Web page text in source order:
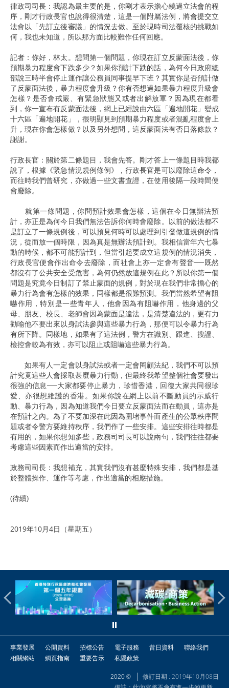
律政司司長：我認為最主要的是，你剛才表示擔心繞過立法會的程
序，剛才行政長官也說得很清楚，這是一個附屬法例，將會提交立
法會以「先訂立後審議」的情況去做。至於現時司法覆核的挑戰如
何，我也未知道，所以那方面比較難作任何回應。
記者：你好，林太。想問第一個問題，你現在訂立反蒙面法後，你
預期暴力程度會下跌多少？如果你預計下跌的話，為何今日政府總
部說三時半會停止運作讓公務員同事提早下班？其實你是否預計做
了反蒙面法後，暴力程度會升級？你有否想過如果暴力程度升級會
怎樣？是否會戒嚴、有緊急狀態又或者出解放軍？因為現在都看
到，你一宣布有反蒙面法後，網上已經說由六區「遍地開花」變成
十六區「遍地開花」，很明顯見到預期暴力程度或者混亂程度會上
升，現在你會怎樣做？以及另外想問，這反蒙面法有否日落條款？
謝謝。
行政長官：關於第二條題目，我會先答。剛才答上一條題目時我都
說了，根據《緊急情況規例條例》，行政長官是可以廢除這命令，
而往時我們曾研究，亦做過一些文書查證，在使用後隔一段時間便
會廢除。
就第一條問題，你問預計效果會怎樣，這個在今日無辦法預
計，亦正是為何今日我們無法告訴你何時會廢除。以前的做法都不
是訂立了一條規例後，可以預見何時可以處理到引發做這規例的情
況，從而放一個時限，因為真是無辦法預計到。我相信當年六七暴
動的時候，都不可能預計到，但當引起要成立這規例的情況消失，
行政長官便會作出命令去廢除，而社會上亦一定會有聲音──既然
都沒有了公共安全受危害，為何仍然放這規例在此？所以你第一個
問題是究竟今日制訂了禁止蒙面的規例，對於現在我們非常擔心的
暴力行為會有怎樣的效果，同樣都是很難預測。我們當然希望有阻
嚇作用，特別是一些青年人，他會因為有阻嚇作用，他身邊的父
母、朋友、校長、老師會因為蒙面是違法，是清楚違法的，更有力
勸喻他不要出來以身試法參與這些暴力行為，那便可以令暴力行為
有所下降。同樣地，如果有了這法例，警方在識別、跟進、搜證、
檢控會較為有效，亦可以阻止或阻嚇這些暴力行為。
如果有人一定會以身試法或者一定會罔顧法紀，我們不可以預
計究竟這些人會採取甚麼暴力行動，但最終我希望整個社會要發出
很強的信息──大家都要停止暴力，珍惜香港，回復大家共同很珍
愛、亦很想維護的香港。如果你說在網上以前不斷動員的示威行
動、暴力行為，因為知道我們今日要立反蒙面法而在動員，這亦是
在預計之內。為了不要加深在此因為圍堵事件而產生的公眾秩序問
題或者令警方要維持秩序，我們作了一些安排。這些安排往時都是
有用的，如果你想知多些，政務司司長可以說兩句，我們往往都要
考慮這些因素而作出適當的安排。
政務司司長：我想補充，其實我們沒有甚麼特殊安排，我們都是基
於整體操作、運作等考慮，作出適當的相應措施。
(待續)
2019年10月4日（星期五）
事業發展 公開資料 招標公告 電子服務 昔日資料
聯絡我們
相關網站
網頁指南 重要告示 私隱政策
2020 ©
修訂日期 : 2019年10月08日